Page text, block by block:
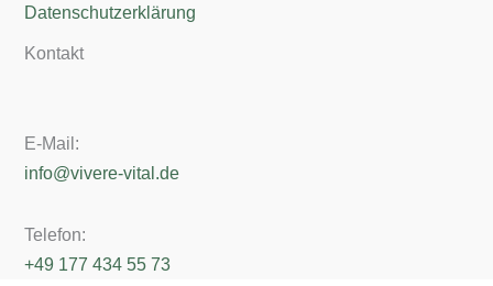
Datenschutzerklärung
Kontakt
E-Mail:
info@vivere-vital.de
Telefon:
+49 177 434 55 73